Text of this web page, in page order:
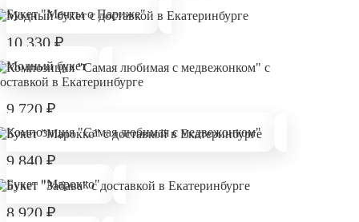
Букет "Мечты о Париже"
10 330 ₽
Модный букет
9 720 ₽
Композиция "Самая любимая с медвежонком"
9 840 ₽
Букет "Марокко"
8 920 ₽